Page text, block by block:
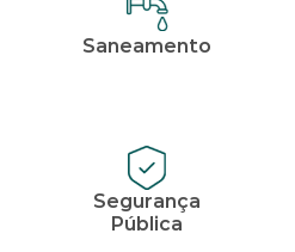
Saneamento
Segurança
Pública